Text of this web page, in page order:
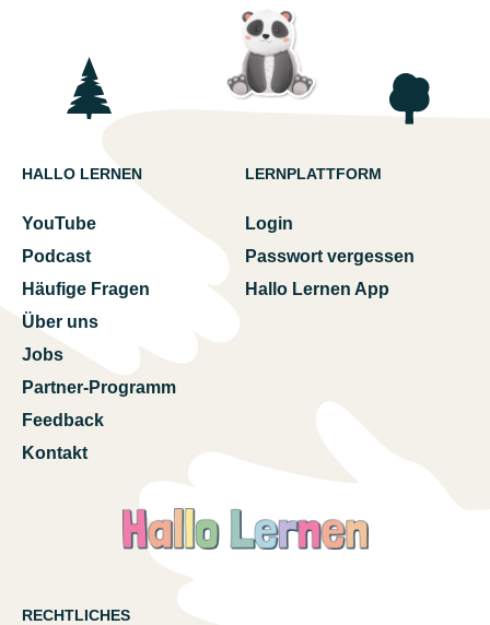
HALLO LERNEN
YouTube
Podcast
Häufige Fragen
Über uns
Jobs
Partner-Programm
Feedback
Kontakt
LERNPLATTFORM
Login
Passwort vergessen
Hallo Lernen App
RECHTLICHES